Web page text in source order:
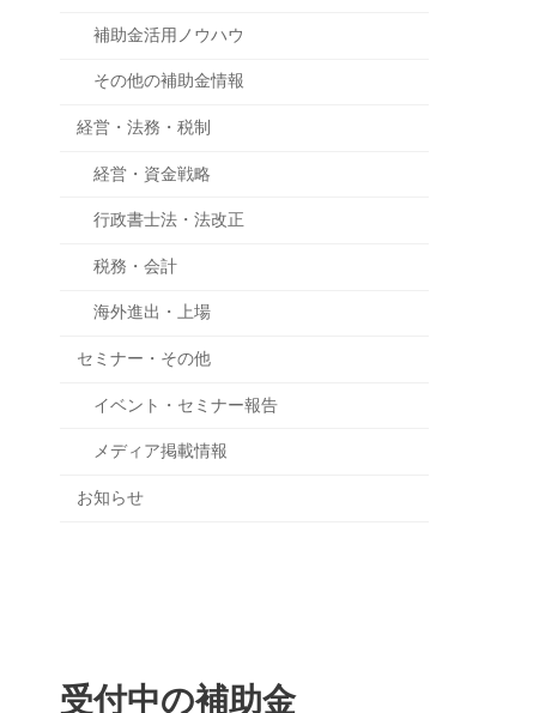
補助金活用ノウハウ
その他の補助金情報
経営・法務・税制
経営・資金戦略
行政書士法・法改正
税務・会計
海外進出・上場
セミナー・その他
イベント・セミナー報告
メディア掲載情報
お知らせ
受付中の補助金